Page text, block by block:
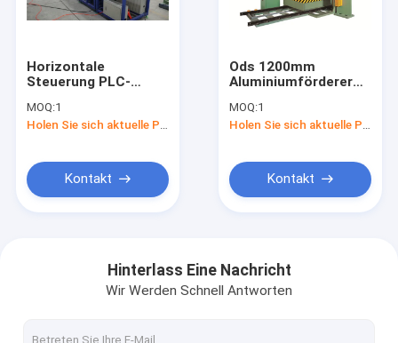
Fabrik-Ausflug
Fordern Sie ein Zitat
Kupferne Spulen-Verpackungs-Maschine
Horizontale
Steuerung PLC-
Ausdehnungs-
Verpackungs-
trägt
MOQ:1
Kontakt
Ods 1200mm
Aluminiumförderer
Verpackungs-
Maschinen-80r/Min
MOQ:1
Kontakt
Hinterlass Eine Nachricht
Wir Werden Schnell Antworten